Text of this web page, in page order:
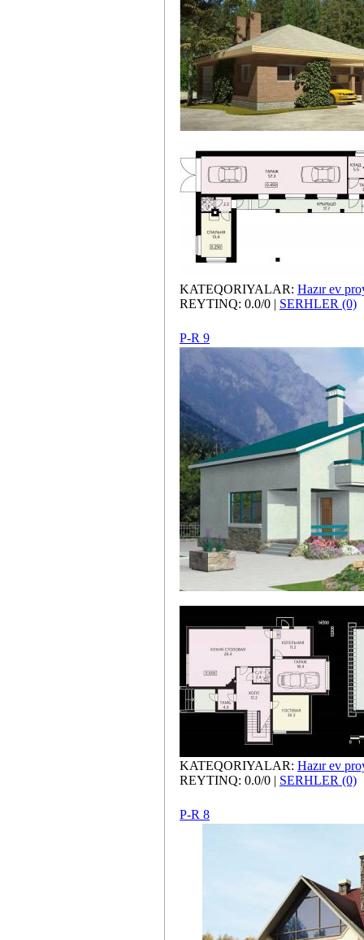
KATEQORIYALAR: Hazır ev
REYTINQ: 0.0/0 | SERHLER (0)
P-R 9
KATEQORIYALAR: Hazır ev
REYTINQ: 0.0/0 | SERHLER (0)
P-R 8